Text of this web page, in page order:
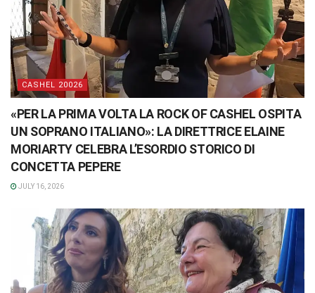
CASHEL 20026
«PER LA PRIMA VOLTA LA ROCK OF CASHEL OSPITA
UN SOPRANO ITALIANO»: LA DIRETTRICE ELAINE
MORIARTY CELEBRA L’ESORDIO STORICO DI
CONCETTA PEPERE
JULY 16, 2026